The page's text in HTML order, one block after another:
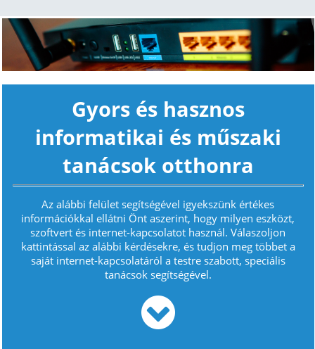
Gyors és hasznos
informatikai és műszaki
tanácsok otthonra
Az alábbi felület segítségével igyekszünk értékes
információkkal ellátni Önt aszerint, hogy milyen eszközt,
szoftvert és internet-kapcsolatot használ. Válaszoljon
kattintással az alábbi kérdésekre, és tudjon meg többet a
saját internet-kapcsolatáról a testre szabott, speciális
tanácsok segítségével.